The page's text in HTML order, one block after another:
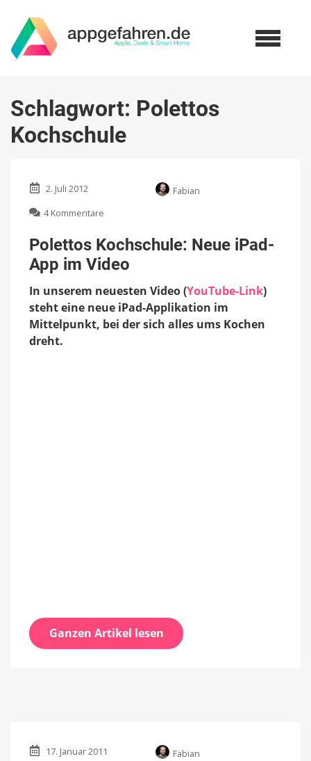
Schlagwort: Polettos
Kochschule
2. Juli 2012
Fabian
4 Kommentare
Kochschule:
Neue
iPad-
im
Video
Polettos Kochschule: Neue iPad-
App im Video
In unserem neuesten Video (YouTube-Link)
steht eine neue iPad-Applikation im
Mittelpunkt, bei der sich alles ums Kochen
dreht.
Ganzen Artikel lesen
17. Januar 2011
Fabian